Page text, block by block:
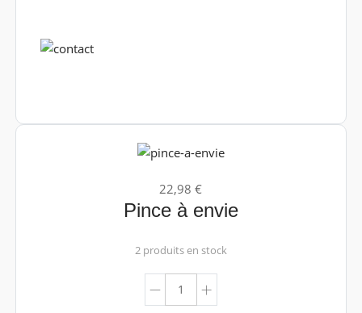
22,98 €
Pince à envie
2 produits en stock